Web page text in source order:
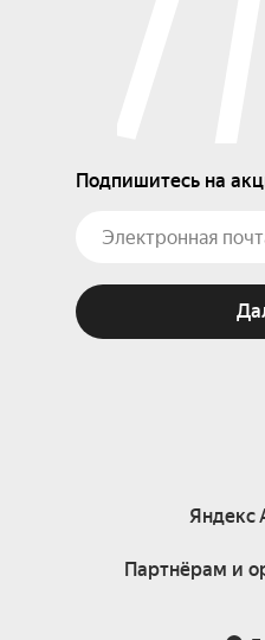
Подпишитесь на
Яндекс
Партнёрам и